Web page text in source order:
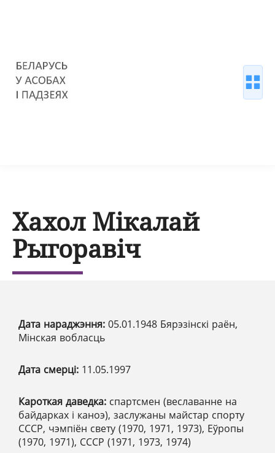
Хахол Мікалай
Рыгоравіч
Дата нараджэння: 05.01.1948 Бярэзінскі раён,
Мінская вобласць
Дата смерці: 11.05.1997
Кароткая даведка: спартсмен (веславанне на
байдарках і каноэ), заслужаны майстар спорту
СССР, чэмпіён свету (1970, 1971, 1973), Еўропы
(1970, 1971), СССР (1971, 1973, 1974)